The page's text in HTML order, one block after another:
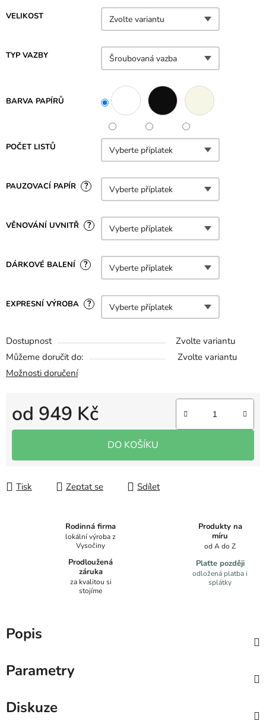
VELIKOST
TYP VAZBY
BARVA PAPÍRŮ
POČET LISTŮ
PAUZOVACÍ PAPÍR ?
VĚNOVÁNÍ UVNITŘ ?
DÁRKOVÉ BALENÍ ?
EXPRESNÍ VÝROBA ?
Dostupnost
Zvolte variantu
Můžeme doručit do:
Zvolte variantu
Možnosti doručení
od 949 Kč
Měrná cena:
DO KOŠÍKU
Tisk Zeptat se Sdílet
Rodinná firma
lokální výroba z
Vysočiny
Produkty na
míru
od A do Z
Prodloužená
záruka
za kvalitou si
stojíme
Plaťte později
odložená platba i
splátky
Popis
Parametry
Diskuze